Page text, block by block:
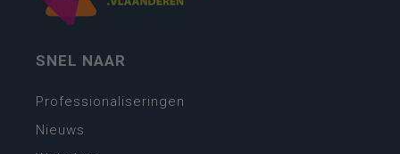
SNEL NAAR
Professionaliseringen
Nieuws